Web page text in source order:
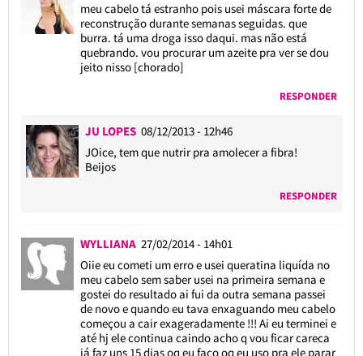
meu cabelo tá estranho pois usei máscara forte de
reconstrução durante semanas seguidas. que
burra. tá uma droga isso daqui. mas não está
quebrando. vou procurar um azeite pra ver se dou
jeito nisso [chorado]
RESPONDER
JU LOPES 08/12/2013 - 12h46
JOice, tem que nutrir pra amolecer a fibra!
Beijos
RESPONDER
WYLLIANA 27/02/2014 - 14h01
Oiie eu cometi um erro e usei queratina liquída no
meu cabelo sem saber usei na primeira semana e
gostei do resultado ai fui da outra semana passei
de novo e quando eu tava enxaguando meu cabelo
começou a cair exageradamente !!! Ai eu terminei e
até hj ele continua caindo acho q vou ficar careca
já faz uns 15 dias oq eu faço oq eu uso pra ele parar